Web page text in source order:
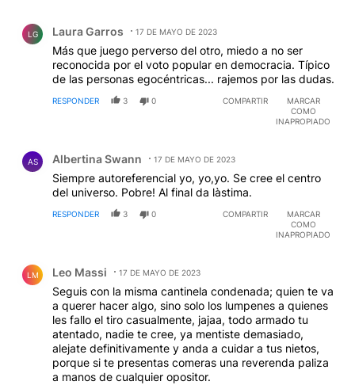
LG Laura Garros 17 DE MAYO DE 2023
Más que juego perverso del otro, miedo a no ser
reconocida por el voto popular en democracia. Típico
de las personas egocéntricas... rajemos por las dudas.
RESPONDER 3 0 COMPARTIR
MARCAR
COMO
INAPROPIADO
AS Albertina Swann 17 DE MAYO DE 2023
Siempre autoreferencial yo, yo,yo. Se cree el centro
del universo. Pobre! Al final da làstima.
RESPONDER 3 0 COMPARTIR
MARCAR
COMO
INAPROPIADO
LM Leo Massi 17 DE MAYO DE 2023
Seguis con la misma cantinela condenada; quien te va
a querer hacer algo, sino solo los lumpenes a quienes
les fallo el tiro casualmente, jajaa, todo armado tu
atentado, nadie te cree, ya mentiste demasiado,
alejate definitivamente y anda a cuidar a tus nietos,
porque si te presentas comeras una reverenda paliza
a manos de cualquier opositor.